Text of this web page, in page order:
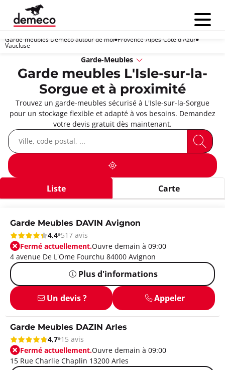
Menu
Garde-meubles Demeco autour de moi Provence-Alpes-Côte d'Azur
Vaucluse
Garde-Meubles
Garde meubles L'Isle-sur-la-
Sorgue et à proximité
Trouvez un garde-meubles sécurisé à L'Isle-sur-la-Sorgue
pour un stockage flexible et adapté à vos besoins. Demandez
votre devis gratuit dès maintenant.
Liste Carte
Garde Meubles DAVIN Avignon
4,4 517 avis
Fermé actuellement.Ouvre demain à 09:00
4 avenue De L'Ome Fourchu 84000 Avignon
Plus d'informations
Un devis ? Appeler
Garde Meubles DAZIN Arles
4,7 15 avis
Fermé actuellement.Ouvre demain à 09:00
15 Rue Charlie Chaplin 13200 Arles